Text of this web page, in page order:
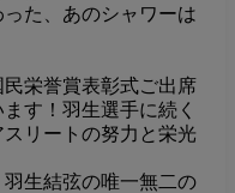
た、あのシャワーは
栄誉賞表彰式ご出席
す！羽生選手に続く
リートの努力と栄光
生結弦の唯一無二の